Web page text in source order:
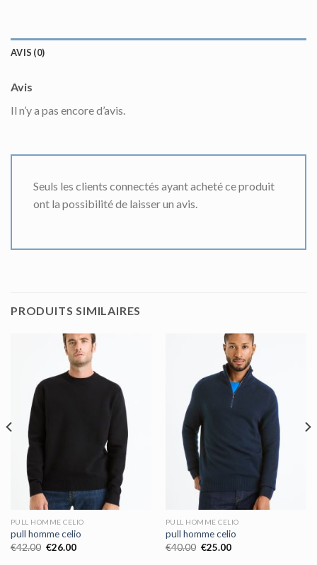
AVIS (0)
Avis
Il n’y a pas encore d’avis.
Seuls les clients connectés ayant acheté ce produit
ont la possibilité de laisser un avis.
PRODUITS SIMILAIRES
PULL HOMME CELIO
pull homme celio
€42.00 €26.00
PULL HOMME CELIO
pull homme celio
€40.00 €25.00